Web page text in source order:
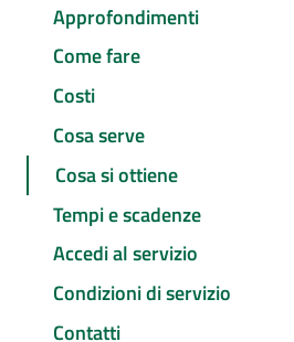
Approfondimenti
Come fare
Costi
Cosa serve
Cosa si ottiene
Tempi e scadenze
Accedi al servizio
Condizioni di servizio
Contatti